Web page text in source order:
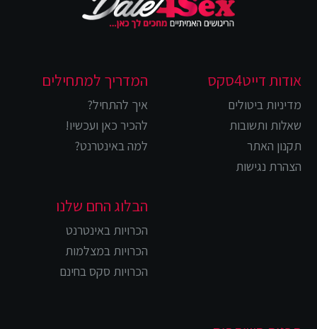
אודות דייט4סקס
מדיניות ביטולים
שאלות ותשובות
תקנון האתר
הצהרת נגישות
המדריך למתחילים
איך להתחיל?
להכיר כאן ועכשיו!
למה באינטרנט?
הבלוג החם שלנו
הכרויות באינטרנט
הכרויות במצלמות
הכרויות סקס בחינם